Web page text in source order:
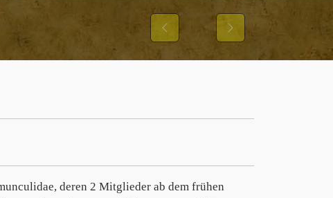
Previous Next
deren 2 Mitglieder ab dem frühen